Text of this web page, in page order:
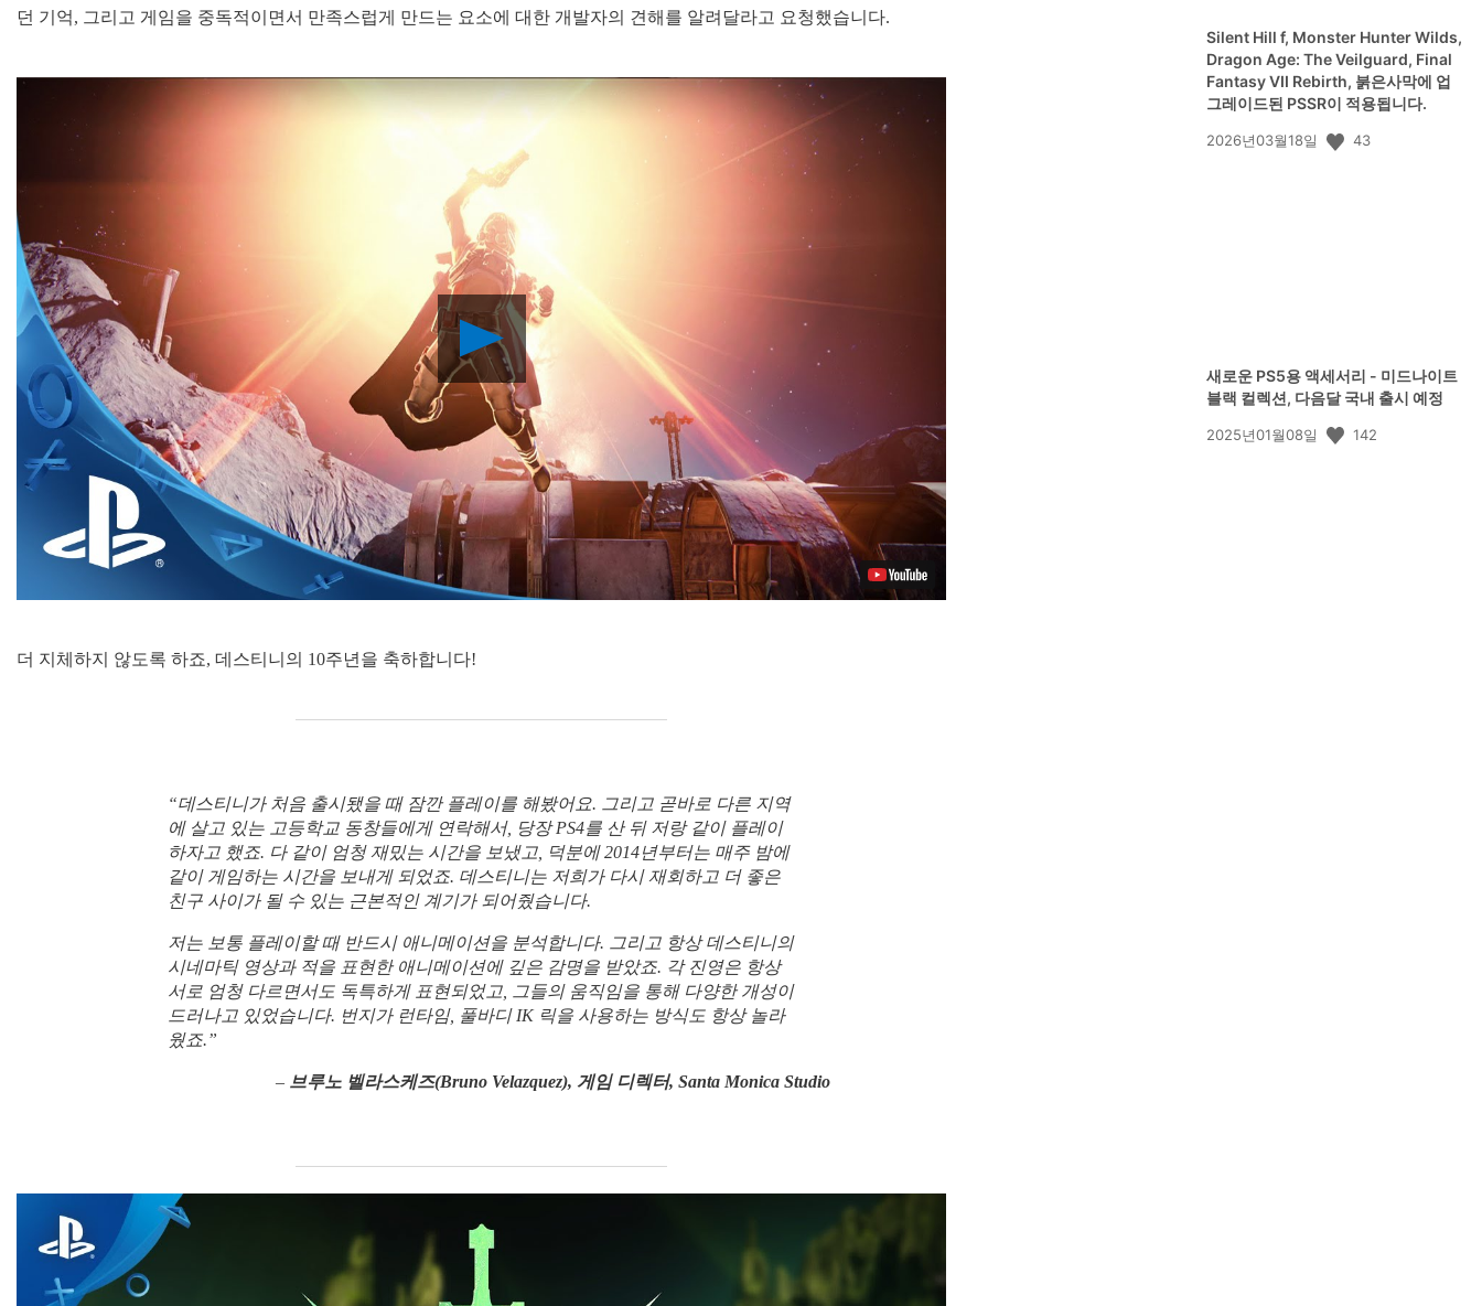
던 기억, 그리고 게임을 중독적이면서 만족스럽게 만드는 요소에 대한 개발자의 견해를 알려달라고 요청했습니다.
Play
Video
더 지체하지 않도록 하죠, 데스티니의 10주년을 축하합니다!
“데스티니가 처음 출시됐을 때 잠깐 플레이를 해봤어요. 그리고 곧바로 다른 지역
에 살고 있는 고등학교 동창들에게 연락해서, 당장 PS4를 산 뒤 저랑 같이 플레이
하자고 했죠. 다 같이 엄청 재밌는 시간을 보냈고, 덕분에 2014년부터는 매주 밤에
같이 게임하는 시간을 보내게 되었죠. 데스티니는 저희가 다시 재회하고 더 좋은
친구 사이가 될 수 있는 근본적인 계기가 되어줬습니다.
저는 보통 플레이할 때 반드시 애니메이션을 분석합니다. 그리고 항상 데스티니의
시네마틱 영상과 적을 표현한 애니메이션에 깊은 감명을 받았죠. 각 진영은 항상
서로 엄청 다르면서도 독특하게 표현되었고, 그들의 움직임을 통해 다양한 개성이
드러나고 있었습니다. 번지가 런타임, 풀바디 IK 릭을 사용하는 방식도 항상 놀라
웠죠.”
– 브루노 벨라스케즈(Bruno Velazquez), 게임 디렉터, Santa Monica Studio
Silent Hill f, Monster Hunter Wilds,
Dragon Age: The Veilguard, Final
Fantasy VII Rebirth, 붉은사막에 업
그레이드된 PSSR이 적용됩니다.
공
2026년03월18일 43
새로운 PS5용 액세서리 - 미드나이트
블랙 컬렉션, 다음달 국내 출시 예정
공
2025년01월08일 142